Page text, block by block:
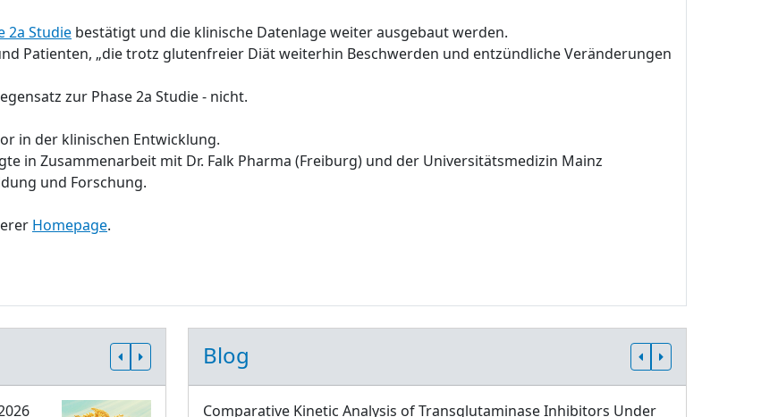
2a Studie bestätigt und die klinische Datenlage weiter ausgebaut werden.
Patienten, „die trotz glutenfreier Diät weiterhin Beschwerden und entzündliche Veränderungen
zur Phase 2a Studie - nicht.
in der klinischen Entwicklung.
in Zusammenarbeit mit Dr. Falk Pharma (Freiburg) und der Universitätsmedizin Mainz
und Forschung.
Homepage.
Blog
Comparative Kinetic Analysis of Transglutaminase Inhibitors Under